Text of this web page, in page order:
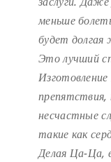
меньше
будет долгая
Это лучший
препятствия,
несчастные
такие как
Делая Ца-Ца,